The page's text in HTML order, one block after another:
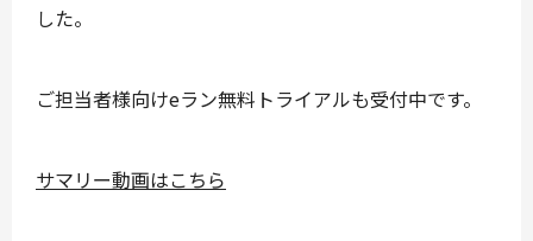
した。
ご担当者様向けeラン無料トライアルも受付中です。
サマリー動画はこちら